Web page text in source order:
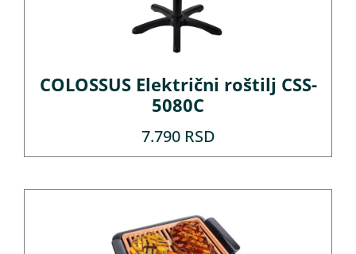
COLOSSUS Električni roštilj CSS-
5080C
7.790 RSD